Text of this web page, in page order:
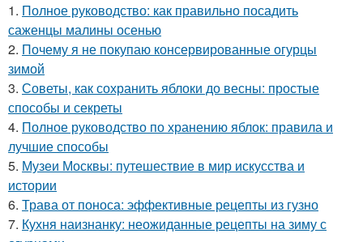
1. Полное руководство: как правильно посадить
саженцы малины осенью
2. Почему я не покупаю консервированные огурцы
зимой
3. Советы, как сохранить яблоки до весны: простые
способы и секреты
4. Полное руководство по хранению яблок: правила и
лучшие способы
5. Музеи Москвы: путешествие в мир искусства и
истории
6. Трава от поноса: эффективные рецепты из гузно
7. Кухня наизнанку: неожиданные рецепты на зиму с